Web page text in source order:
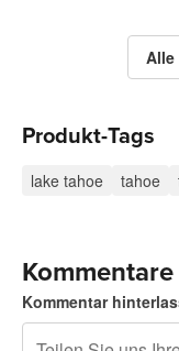
Alle
Produkt-Tags
lake tahoe tahoe
Kommentare
Kommentar